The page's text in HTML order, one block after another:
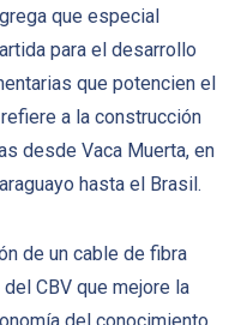
que especial
para el desarrollo
que potencien el
a la construcción
desde Vaca Muerta, en
hasta el Brasil.
de un cable de fibra
CBV que mejore la